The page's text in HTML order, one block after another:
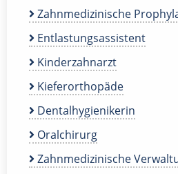
Zahnmedizinische
Entlastungsassistent
Kinderzahnarzt
Kieferorthopäde
Dentalhygienikerin
Oralchirurg
Zahnmedizinische